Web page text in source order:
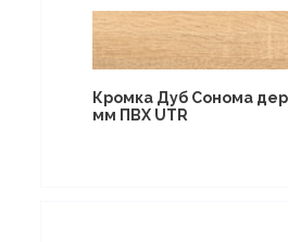
Кромка Дуб Сонома
мм ПВХ UTR